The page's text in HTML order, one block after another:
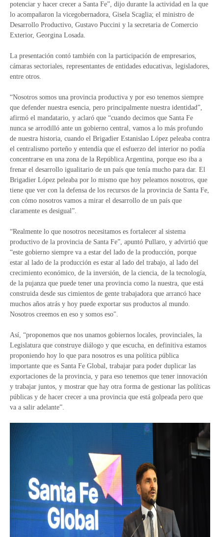
potenciar y hacer crecer a Santa Fe”, dijo durante la actividad en la que
lo acompañaron la vicegobernadora, Gisela Scaglia; el ministro de
Desarrollo Productivo, Gustavo Puccini y la secretaria de Comercio
Exterior, Georgina Losada.
La presentación contó también con la participación de empresarios,
cámaras sectoriales, representantes de entidades educativas, legisladores,
entre otros.
“Nosotros somos una provincia productiva y por eso tenemos siempre
que defender nuestra esencia, pero principalmente nuestra identidad”,
afirmó el mandatario, y aclaró que “cuando decimos que Santa Fe
nunca se arrodilló ante un gobierno central, vamos a lo más profundo
de nuestra historia, cuando el Brigadier Estanislao López peleaba contra
el centralismo porteño y entendía que el esfuerzo del interior no podía
concentrarse en una zona de la República Argentina, porque eso iba a
frenar el desarrollo igualitario de un país que tenía mucho para dar. El
Brigadier López peleaba por lo mismo que hoy peleamos nosotros, que
tiene que ver con la defensa de los recursos de la provincia de Santa Fe,
con cómo nosotros vamos a mirar el desarrollo de un país que
claramente es desigual”.
“Realmente lo que nosotros necesitamos es fortalecer al sistema
productivo de la provincia de Santa Fe”, apuntó Pullaro, y advirtió que
“este gobierno siempre va a estar del lado de la producción, porque
estar al lado de la producción es estar al lado del trabajo, al lado del
crecimiento económico, de la inversión, de la ciencia, de la tecnología,
de la pujanza que puede tener una provincia como la nuestra, que está
construida desde sus cimientos de gente trabajadora que arrancó hace
muchos años atrás y hoy puede exportar sus productos al mundo.
Nosotros creemos en eso y somos eso".
Así, “proponemos que nos unamos gobiernos locales, provinciales, la
Legislatura que construye diálogo y que escucha, en definitiva estamos
proponiendo hoy lo que para nosotros es una política pública
importante que es Santa Fe Global, trabajar para poder duplicar las
exportaciones de la provincia, y para eso tenemos que tener innovación
y trabajar juntos, y mostrar que hay otra forma de gestionar las políticas
públicas y de hacer crecer a una provincia que está golpeada pero que
va a salir adelante”.